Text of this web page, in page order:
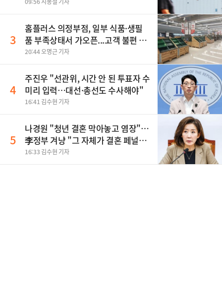
3
홈플러스 의정부점, 일부 식품·생필
품 부족상태서 가오픈...고객 불편 가
중
20:44 오명근 기자
4
주진우 "선관위, 시간 안 된 투표자 수
미리 입력…대선·총선도 수사해야"
16:41 김수현 기자
5
나경원 "청년 결혼 막아놓고 염장"…
李정부 겨냥 "그 자체가 결혼 페널
티"
16:33 김수현 기자